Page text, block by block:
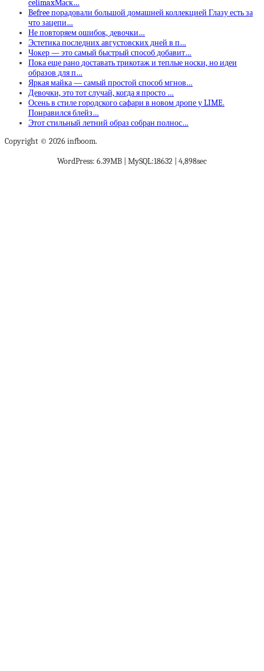
celimaxМаск…
Befree порадовали большой домашней коллекцией Глазу есть за
что зацепи…
Не повторяем ошибок, девочки…
Эстетика последних августовских дней в п…
Чокер — это самый быстрый способ добавит…
Пока еще рано доставать трикотаж и теплые носки, но идеи
образов для п…
Яркая майка — самый простой способ мгнов…
Девочки, это тот случай, когда я просто …
Осень в стиле городского сафари в новом дропе у LIME.
Понравился блейз…
Этот стильный летний образ собран полнос…
Copyright © 2026 infboom.
WordPress: 6.39MB | MySQL:18632 | 4,898sec